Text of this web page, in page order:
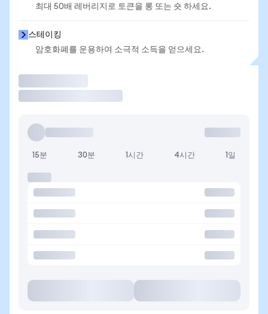
최대 50배 레버리지로 토큰을 롱 또는 숏 하세요.
스테이킹
암호화폐를 운용하여 소극적 소득을 얻으세요.
15분 30분 1시간 4시간 1일